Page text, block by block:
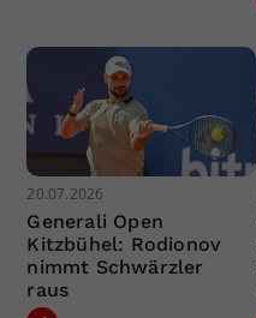
20.07.2026
Generali Open
Kitzbühel: Rodionov
nimmt Schwärzler
raus